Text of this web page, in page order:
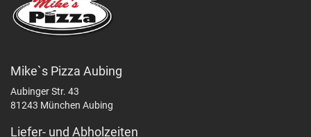
Mike`s Pizza Aubing
Aubinger Str. 43
81243 München Aubing
Liefer- und Abholzeiten